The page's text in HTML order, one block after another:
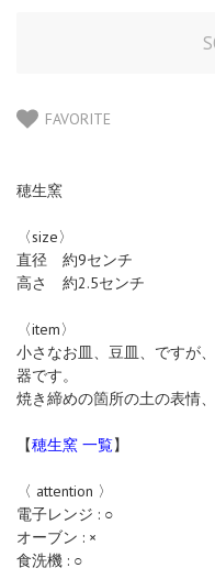
FAVORITE
穂生窯
〈size〉
直径 約9センチ
高さ 約2.5センチ
〈item〉
小さなお皿、豆皿、ですが
器です。
焼き締めの箇所の土の表情
【穂生窯 一覧】
〈 attention 〉
電子レンジ : ○
オーブン : ×
食洗機 : ○